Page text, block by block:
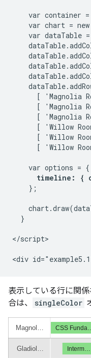
var container
var chart =
var dataTable
[ 'Magnolia
[ 'Magnolia
[ 'Magnolia
[ 'Willow
[ 'Willow
[ 'Willow
    var options = {
timeline: {
    };
  }
</script>
表示している行に関
合は、
singleColor